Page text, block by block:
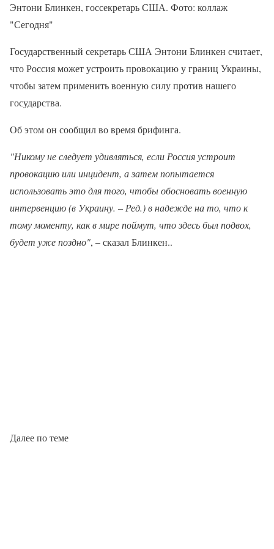
Энтони Блинкен, госсекретарь США. Фото: коллаж
"Сегодня"
Государственный секретарь США Энтони Блинкен считает,
что Россия может устроить провокацию у границ Украины,
чтобы затем применить военную силу против нашего
государства.
Об этом он сообщил во время брифинга.
"Никому не следует удивляться, если Россия устроит
провокацию или инцидент, а затем попытается
использовать это для того, чтобы обосновать военную
интервенцию (в Украину. – Ред.) в надежде на то, что к
тому моменту, как в мире поймут, что здесь был подвох,
будет уже поздно", – сказал Блинкен..
Далее по теме